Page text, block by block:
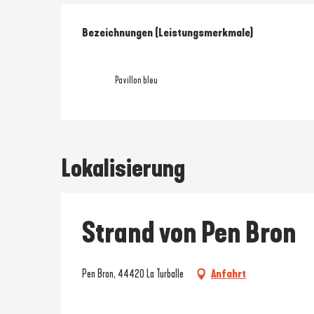
Bezeichnungen (Leistungsmerkmale)
Bezeichnungen (Leistungsmerkmale)
Pavillon bleu
Lokalisierung
Strand von Pen Bron
Pen Bron, 44420 La Turballe Anfahrt